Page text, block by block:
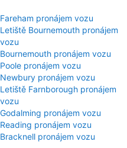
Fareham pronájem vozu
Letiště Bournemouth pronájem
vozu
Bournemouth pronájem vozu
Poole pronájem vozu
Newbury pronájem vozu
Letiště Farnborough pronájem
vozu
Godalming pronájem vozu
Reading pronájem vozu
Bracknell pronájem vozu